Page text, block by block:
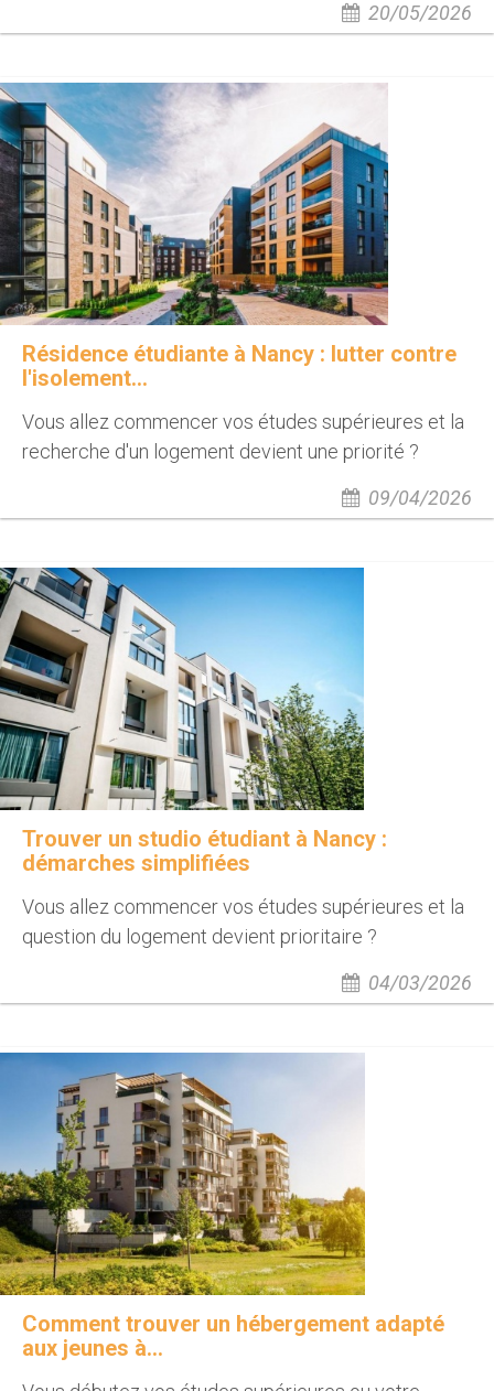
20/05/2026
Résidence étudiante à Nancy : lutter contre
l'isolement...
Vous allez commencer vos études supérieures et la
recherche d'un logement devient une priorité ?
09/04/2026
Trouver un studio étudiant à Nancy :
démarches simplifiées
Vous allez commencer vos études supérieures et la
question du logement devient prioritaire ?
04/03/2026
Comment trouver un hébergement adapté
aux jeunes à...